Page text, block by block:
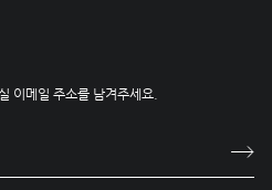
이메일 주소를 남겨주세요.